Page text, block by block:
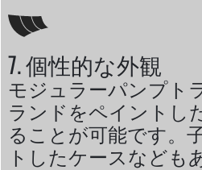
7. 個性的な外観
モジュラーパンプト
ランドをペイントし
ることが可能です。
トしたケースなども